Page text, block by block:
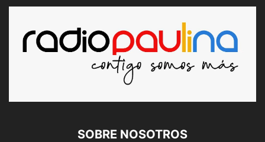
SOBRE NOSOTROS